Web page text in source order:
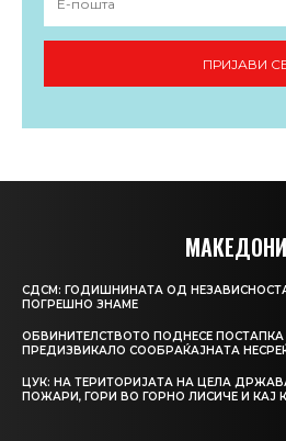
ПРИЈАВИ
СДСМ: ГОДИШНИНАТА ОД
ПОГРЕШНО ЗНАМЕ
ОБВИНИТЕЛСТВОТО ПОДНЕСЕ
ПРЕДИЗВИКАЛО СООБРАЌАЈНАТА
ЦУК: НА ТЕРИТОРИЈАТА НА ЦЕЛА
ПОЖАРИ, ГОРИ ВО ГОРНО ЛИСИЧЕ И КАЈ